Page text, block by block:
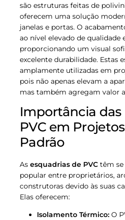
são estruturas feitas de
oferecem uma solução
janelas e portas. O
ao nível elevado de qualidade
proporcionando um visual
excelente durabilidade. Estas
amplamente utilizadas em
pois não apenas elevam a
mas também agregam valor
Importância das
PVC em
Padrão
As esquadrias de PVC têm
popular entre proprietários,
construtoras devido às suas
Elas oferecem:
Isolamento Térmico: O